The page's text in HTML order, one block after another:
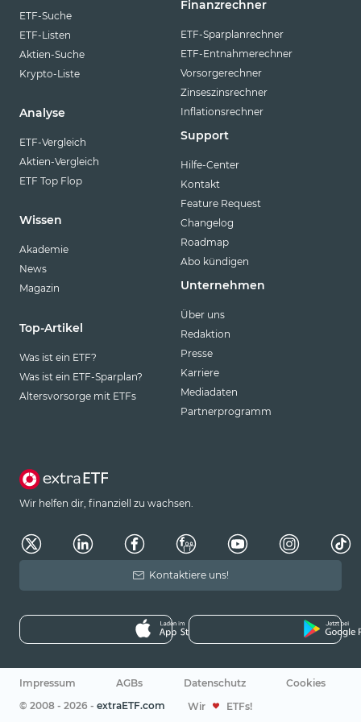
ETF-Suche
ETF-Listen
Aktien-Suche
Krypto-Liste
Analyse
ETF-Vergleich
Aktien-Vergleich
ETF Top Flop
Wissen
Akademie
News
Magazin
Top-Artikel
Was ist ein ETF?
Was ist ein ETF-Sparplan?
Altersvorsorge mit ETFs
Finanzrechner
ETF-Sparplanrechner
ETF-Entnahmerechner
Vorsorgerechner
Zinseszinsrechner
Inflationsrechner
Support
Hilfe-Center
Kontakt
Feature Request
Changelog
Roadmap
Abo kündigen
Unternehmen
Über uns
Redaktion
Presse
Karriere
Mediadaten
Partnerprogramm
Wir helfen dir, finanziell zu wachsen.
Kontaktiere uns!
Impressum AGBs Datenschutz
Cookies
© 2008 - 2026 - extraETF.com Wir ETFs!